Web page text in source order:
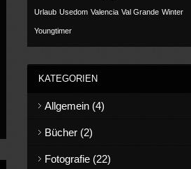
Urlaub Usedom Valencia Val Grande Winter
Youngtimer
KATEGORIEN
Allgemein(4)
Bücher(2)
Fotografie(22)